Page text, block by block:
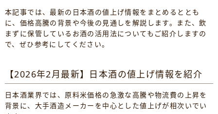
本記事では、最新の日本酒の値上げ情報をまとめるととも
に、価格高騰の背景や今後の見通しを解説します。また、飲
まずに保管しているお酒の活用法についてもご紹介しますの
で、ぜひ参考にしてください。
【2026年2月最新】日本酒の値上げ情報を紹介
日本酒業界では、原料米価格の急激な高騰や物流費の上昇を
背景に、大手酒造メーカーを中心とした値上げが相次いでい